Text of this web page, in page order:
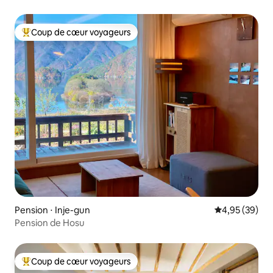
Coups de cœur voyageurs les plus appréciés
Coup de cœur voyageurs
Pension ⋅ Inje-gun Évaluation
4,95 (39)
Pension de Hosu
Coups de cœur voyageurs les plus appréciés
Coup de cœur voyageurs